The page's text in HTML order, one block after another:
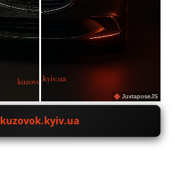
JuxtaposeJS
kuzovok.kyiv.ua